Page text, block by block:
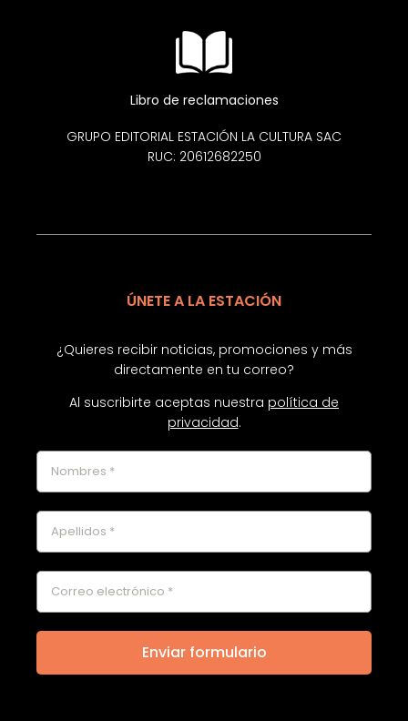
Libro de reclamaciones
GRUPO EDITORIAL ESTACIÓN LA CULTURA SAC
RUC: 20612682250
ÚNETE A LA ESTACIÓN
¿Quieres recibir noticias, promociones y más
directamente en tu correo?
Al suscribirte aceptas nuestra política de
privacidad.